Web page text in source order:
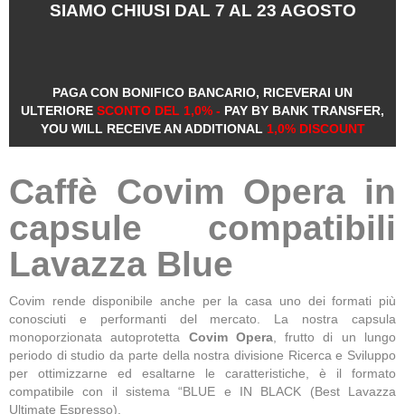
SIAMO CHIUSI DAL 7 AL 23 AGOSTO
PAGA CON BONIFICO BANCARIO, RICEVERAI UN
ULTERIORE SCONTO DEL 1,0% - PAY BY BANK TRANSFER,
YOU WILL RECEIVE AN ADDITIONAL 1,0% DISCOUNT
Caffè Covim Opera in
capsule compatibili
Lavazza Blue
Covim rende disponibile anche per la casa uno dei formati più
conosciuti e performanti del mercato. La nostra capsula
monoporzionata autoprotetta Covim Opera, frutto di un lungo
periodo di studio da parte della nostra divisione Ricerca e Sviluppo
per ottimizzarne ed esaltarne le caratteristiche, è il formato
compatibile con il sistema “BLUE e IN BLACK (Best Lavazza
Ultimate Espresso).